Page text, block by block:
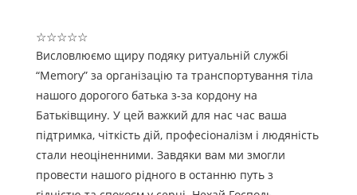
☆☆☆☆☆
Висловлюємо щиру подяку ритуальній службі
“Memory” за організацію та транспортування тіла
нашого дорогого батька з-за кордону на
Батьківщину. У цей важкий для нас час ваша
підтримка, чіткість дій, професіоналізм і людяність
стали неоціненними. Завдяки вам ми змогли
провести нашого рідного в останню путь з